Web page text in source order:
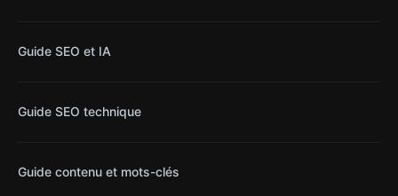
Guide SEO et IA
Guide SEO technique
Guide contenu et mots-clés